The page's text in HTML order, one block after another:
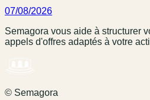
07/08/2026
Semagora vous aide à structurer
appels d'offres adaptés à votre
© Semagora